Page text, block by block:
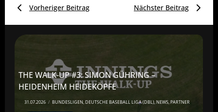
Vorheriger Beitrag Nächster Beitrag
THE WALK-UP #3: SIMON GÜHRING –
HEIDENHEIM HEIDEKÖPFE
31.07.2026 / BUNDESLIGEN,DEUTSCHE BASEBALL LIGA (DBL),NEWS,PARTNER